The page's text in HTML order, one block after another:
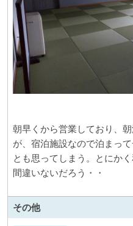
朝早くから営業しており、
が、宿泊施設なので泊まっ
とも思ってしまう。とにか
間違いないだろう・・
その他